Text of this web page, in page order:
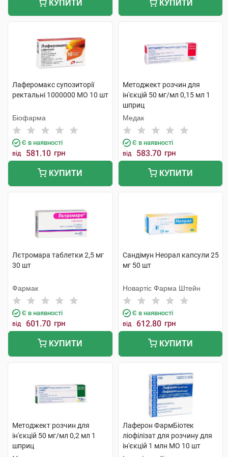
КУПИТИ КУПИТИ
Лаферомакс супозиторії
ректальні 1000000 МО 10 шт
Біофарма
Є в наявності
від 581.10 грн
КУПИТИ
Методжект розчин для
ін'єкцій 50 мг/мл 0,15 мл 1
шприц
Медак
Є в наявності
від 583.70 грн
КУПИТИ
Лєтромара таблетки 2,5 мг
30 шт
Фармак
Є в наявності
від 601.70 грн
КУПИТИ
Сандімун Неорал капсули 25
мг 50 шт
Новартіс Фарма Штейн
Є в наявності
від 612.80 грн
КУПИТИ
Методжект розчин для
ін'єкцій 50 мг/мл 0,2 мл 1
шприц
Лаферон ФармБіотек
ліофілізат для розчину для
ін'єкцій 1 млн МО 10 шт